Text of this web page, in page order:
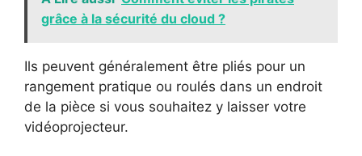
grâce à la sécurité du cloud ?
Ils peuvent généralement être pliés pour un
rangement pratique ou roulés dans un endroit
de la pièce si vous souhaitez y laisser votre
vidéoprojecteur.